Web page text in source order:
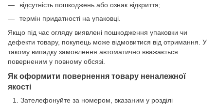
відсутність пошкоджень або ознак відкриття;
термін придатності на упаковці.
Якщо під час огляду виявлені пошкодження упаковки чи
дефекти товару, покупець може відмовитися від отримання. У
такому випадку замовлення автоматично вважається
поверненим у повному обсязі.
Як оформити повернення товару неналежної
якості
Зателефонуйте за номером, вказаним у розділі